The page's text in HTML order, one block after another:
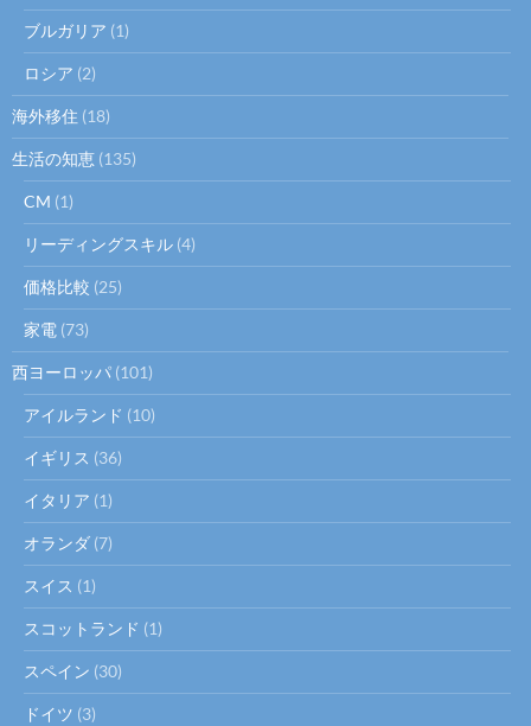
ブルガリア (1)
ロシア (2)
海外移住 (18)
生活の知恵 (135)
CM (1)
リーディングスキル (4)
価格比較 (25)
家電 (73)
西ヨーロッパ (101)
アイルランド (10)
イギリス (36)
イタリア (1)
オランダ (7)
スイス (1)
スコットランド (1)
スペイン (30)
ドイツ (3)